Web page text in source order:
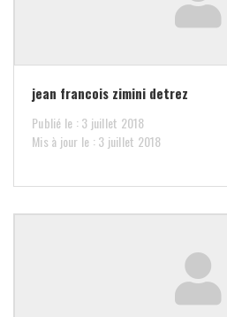
jean francois zimini detrez
Publié le : 3 juillet 2018
Mis à jour le : 3 juillet 2018